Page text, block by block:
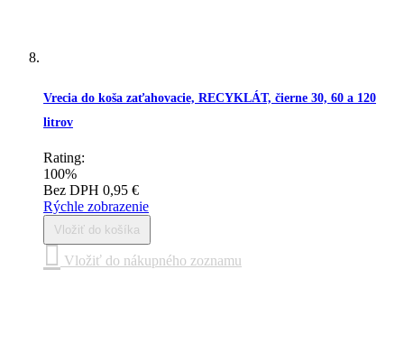
Vrecia do koša zaťahovacie, RECYKLÁT, čierne 30, 60 a 120
litrov
Rating:
100%
Bez DPH 0,95 €
Rýchle zobrazenie
Vložiť do košíka
Vložiť do nákupného zoznamu